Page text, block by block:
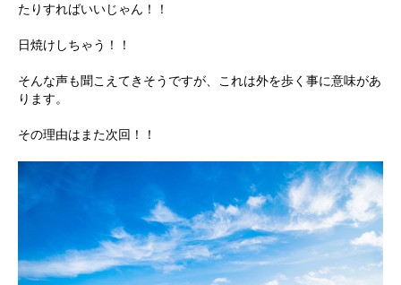
たりすればいいじゃん！！
日焼けしちゃう！！
そんな声も聞こえてきそうですが、これは外を歩く事に意味があ
ります。
その理由はまた次回！！